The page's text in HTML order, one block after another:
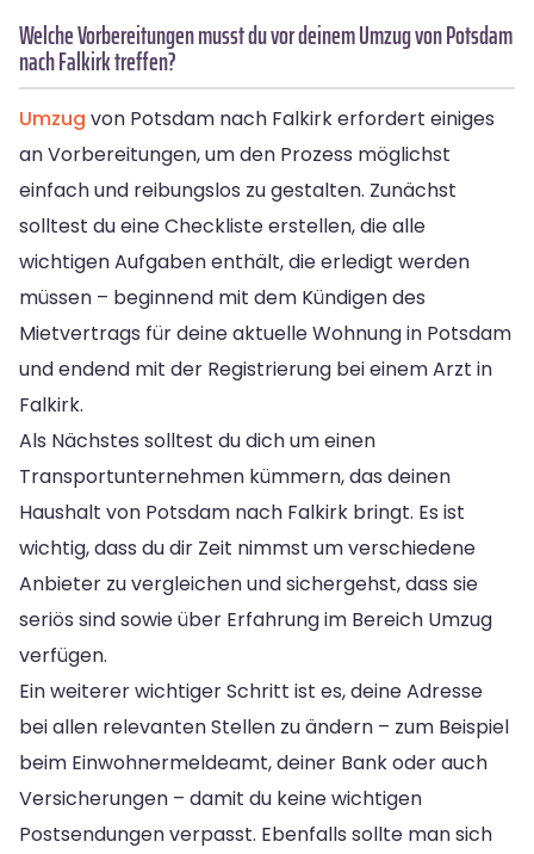
Welche Vorbereitungen musst du vor deinem Umzug von Potsdam
nach Falkirk treffen?
Umzug von Potsdam nach Falkirk erfordert einiges
an Vorbereitungen, um den Prozess möglichst
einfach und reibungslos zu gestalten. Zunächst
solltest du eine Checkliste erstellen, die alle
wichtigen Aufgaben enthält, die erledigt werden
müssen – beginnend mit dem Kündigen des
Mietvertrags für deine aktuelle Wohnung in Potsdam
und endend mit der Registrierung bei einem Arzt in
Falkirk.
Als Nächstes solltest du dich um einen
Transportunternehmen kümmern, das deinen
Haushalt von Potsdam nach Falkirk bringt. Es ist
wichtig, dass du dir Zeit nimmst um verschiedene
Anbieter zu vergleichen und sichergehst, dass sie
seriös sind sowie über Erfahrung im Bereich Umzug
verfügen.
Ein weiterer wichtiger Schritt ist es, deine Adresse
bei allen relevanten Stellen zu ändern – zum Beispiel
beim Einwohnermeldeamt, deiner Bank oder auch
Versicherungen – damit du keine wichtigen
Postsendungen verpasst. Ebenfalls sollte man sich